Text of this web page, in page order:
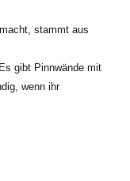
stammt aus
gibt Pinnwände mit
wenn ihr